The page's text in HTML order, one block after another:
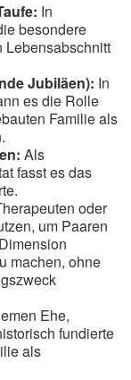
In
besondere
Lebensabschnitt
Jubiläen): In
es die Rolle
Familie als
Als
fasst es das
oder
um Paaren
machen, ohne
Ehe,
fundierte
als